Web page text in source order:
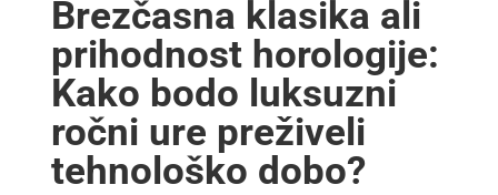
Brezčasna klasika ali
prihodnost horologije:
Kako bodo luksuzni
ročni ure preživeli
tehnološko dobo?